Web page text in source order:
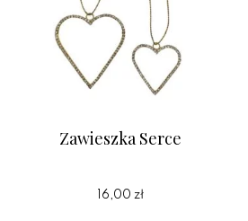
Zawieszka Serce
16,00 zł